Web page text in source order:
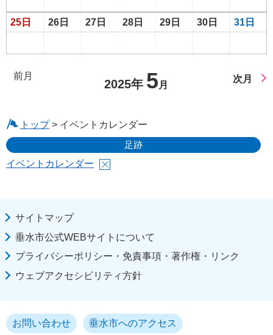
25日 26日 27日 28日 29日 30日 31日
前月
2025年 5 月
次月
トップ> イベントカレンダー
足跡
イベントカレンダー
サイトマップ
垂水市公式WEBサイトについて
プライバシーポリシー・免責事項・著作権・リンク
ウェブアクセシビリティ方針
お問い合わせ 垂水市へのアクセス